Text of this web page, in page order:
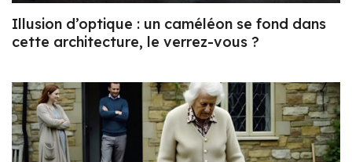
Illusion d’optique : un caméléon se fond dans
cette architecture, le verrez-vous ?